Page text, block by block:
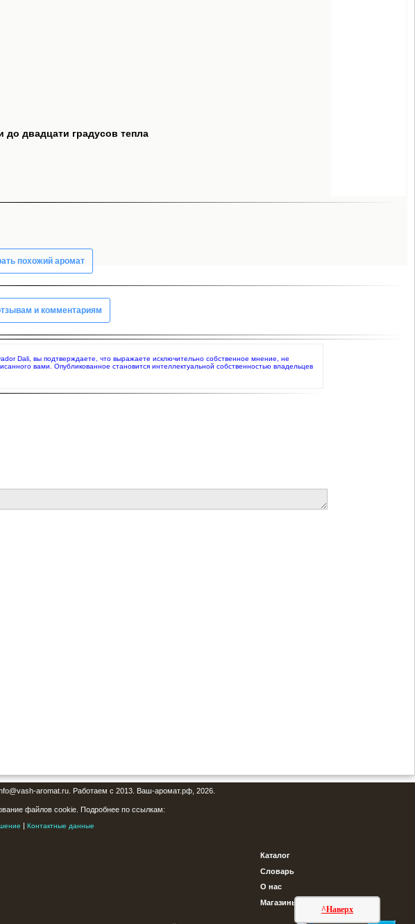
до двадцати градусов тепла
похожий аромат
и комментариям
Dali, вы подтверждаете, что выражаете исключительно собственное мнение, не
вами. Опубликованное становится интеллектуальной собственностью владельцев
^Наверх
aromat.ru. Работаем с 2013. Ваш-аромат.рф, 2026.
файлов cookie. Подробнее по ссылкам:
| Контактные данные
Каталог
Словарь
О нас
Магазины